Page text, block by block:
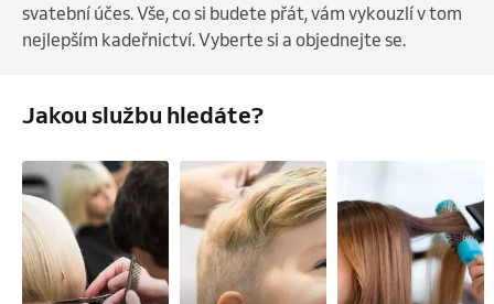
svatební účes. Vše, co si budete přát, vám vykouzlí v tom
nejlepším kadeřnictví. Vyberte si a objednejte se.
Jakou službu hledáte?